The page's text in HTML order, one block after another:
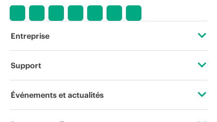
Entreprise
À propos de HPE
Support
Services d’assistance opérationnelle (OSS)
Événements et actualités
Événements